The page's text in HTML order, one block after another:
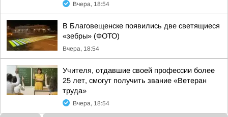
Вчера, 18:54
В Благовещенске появились две светящиеся
«зебры» (ФОТО)
Вчера, 18:54
Учителя, отдавшие своей профессии более
25 лет, смогут получить звание «Ветеран
труда»
Вчера, 18:54